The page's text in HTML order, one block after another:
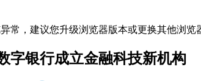
常，建议您升级浏览器版本或更换其他浏览
字银行成立金融科技新机构